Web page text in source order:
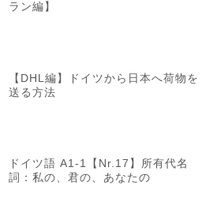
ラン編】
【DHL編】ドイツから日本へ荷物を
送る方法
ドイツ語 A1-1【Nr.17】所有代名
詞：私の、君の、あなたの